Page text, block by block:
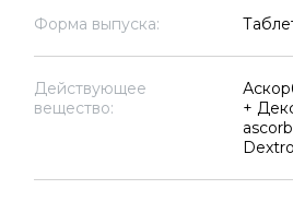
Форма выпуска:
Действующее
вещество:
+